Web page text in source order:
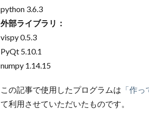
python 3.6.3
外部ライブラリ：
vispy 0.5.3
PyQt 5.10.1
numpy 1.14.15
この記事で使用したプログラムは 「作
て利用させていただいたものです。